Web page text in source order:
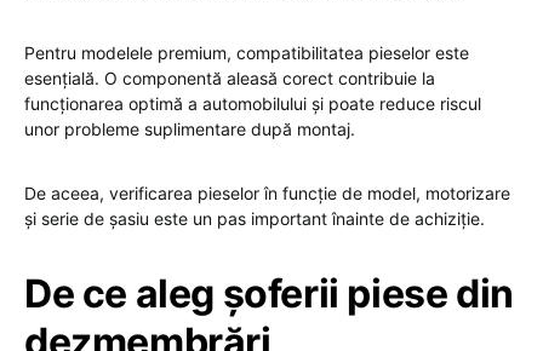
Pentru modelele premium, compatibilitatea pieselor este
esențială. O componentă aleasă corect contribuie la
funcționarea optimă a automobilului și poate reduce riscul
unor probleme suplimentare după montaj.
De aceea, verificarea pieselor în funcție de model, motorizare
și serie de șasiu este un pas important înainte de achiziție.
De ce aleg șoferii piese din